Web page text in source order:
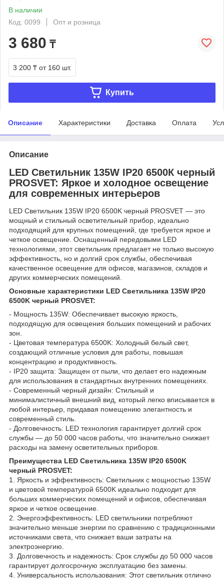
В наличии
Код: 0099
Опт и розница
3 680 ₸
3 200 ₸ от 160 шт.
Купить
Описание Характеристики Доставка Оплата
Описание
LED Светильник 135W IP20 6500К черный
PROSVET: Яркое и холодное освещение
для современных интерьеров
LED Светильник 135W IP20 6500K черный PROSVET — это
мощный и стильный осветительный прибор, идеально
подходящий для крупных помещений, где требуется яркое и
четкое освещение. Оснащенный передовыми LED
технологиями, этот светильник предлагает не только высокую
эффективность, но и долгий срок службы, обеспечивая
качественное освещение для офисов, магазинов, складов и
других коммерческих помещений.
Основные характеристики LED Светильника 135W IP20
6500K черный PROSVET:
- Мощность 135W: Обеспечивает высокую яркость,
подходящую для освещения больших помещений и рабочих
зон.
- Цветовая температура 6500K: Холодный белый свет,
создающий отличные условия для работы, повышая
концентрацию и продуктивность.
- IP20 защита: Защищен от пыли, что делает его надежным
для использования в стандартных внутренних помещениях.
- Современный черный дизайн: Стильный и
минималистичный внешний вид, который легко вписывается в
любой интерьер, придавая помещению элегантность и
современный стиль.
- Долговечность: LED технология гарантирует долгий срок
службы — до 50 000 часов работы, что значительно снижает
расходы на замену осветительных приборов.
Преимущества LED Светильника 135W IP20 6500K
черный PROSVET:
1. Яркость и эффективность: Светильник с мощностью 135W
и цветовой температурой 6500K идеально подходит для
больших коммерческих помещений и офисов, обеспечивая
яркое и четкое освещение.
2. Энергоэффективность: LED светильники потребляют
значительно меньше энергии по сравнению с традиционными
источниками света, что снижает ваши затраты на
электроэнергию.
3. Долговечность и надежность: Срок службы до 50 000 часов
гарантирует долгосрочную эксплуатацию без замены.
4. Универсальность использования: Этот светильник отлично